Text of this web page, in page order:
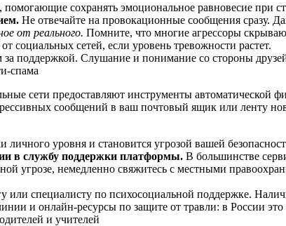
сохранять эмоциональное равновесие при
Не отвечайте на провокационные сообщения сразу.
от реального. Помните, что многие агрессоры
социальных сетей, если уровень тревожности растет.
за поддержкой. Слушание и понимание со стороны
сети предоставляют инструменты автоматической
сообщений в ваш почтовый ящик или ленту
личного уровня и становится угрозой вашей
в службу поддержки платформы. В большинстве
угрозе, немедленно свяжитесь с местными
или специалисту по психосоциальной поддержке.
и онлайн‑ресурсы по защите от травли: в России
и учителей